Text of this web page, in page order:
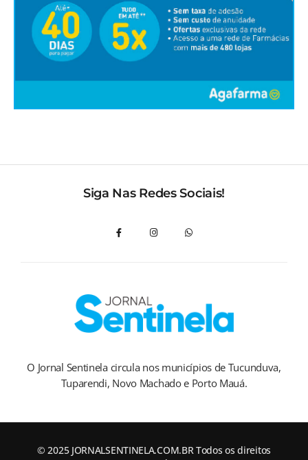
Siga Nas Redes Sociais!
O Jornal Sentinela circula nos municípios de Tucunduva,
Tuparendi, Novo Machado e Porto Mauá.
© 2025 JORNALSENTINELA.COM.BR Todos os direitos